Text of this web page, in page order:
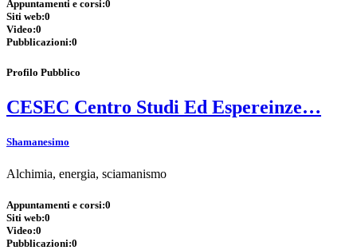
Appuntamenti e corsi:0
Siti web:0
Video:0
Pubblicazioni:0
Profilo Pubblico
CESEC Centro Studi Ed Espereinze…
Shamanesimo
Alchimia, energia, sciamanismo
Appuntamenti e corsi:0
Siti web:0
Video:0
Pubblicazioni:0